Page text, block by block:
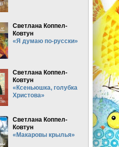
Светлана Коппел-
Ковтун
«Я думаю по-русски»
Светлана Коппел-
Ковтун
«Ксеньюшка, голубка
Христова»
Светлана Коппел-
Ковтун
«Макаровы крылья»